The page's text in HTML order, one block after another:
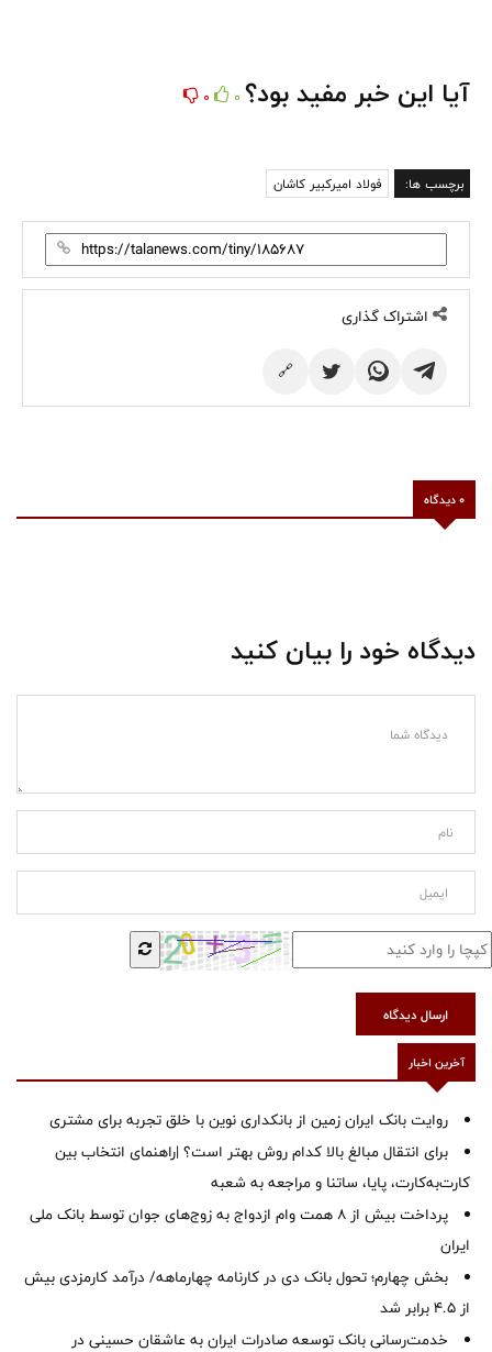
آیا این خبر مفید بود؟ 0
0
برچسب ها: فولاد امیركبیر كاشان
اشتراک گذاری
🔗
0 دیدگاه
دیدگاه خود را بیان کنید
ارسال دیدگاه
آخرین اخبار
روایت بانک ایران زمین از بانکداری نوین با خلق تجربه برای مشتری
برای انتقال مبالغ بالا کدام روش بهتر است؟ |راهنمای انتخاب بین
کارت‌به‌کارت، پایا، ساتنا و مراجعه به شعبه
پرداخت بیش از ۸ همت وام ازدواج به زوج‌های جوان توسط بانک ملی
ایران
بخش چهارم؛ تحول بانک دی در کارنامه چهارماهه/ درآمد کارمزدی بیش
از ۴.۵ برابر شد
خدمت‌رسانی بانک توسعه صادرات ایران به عاشقان حسینی در